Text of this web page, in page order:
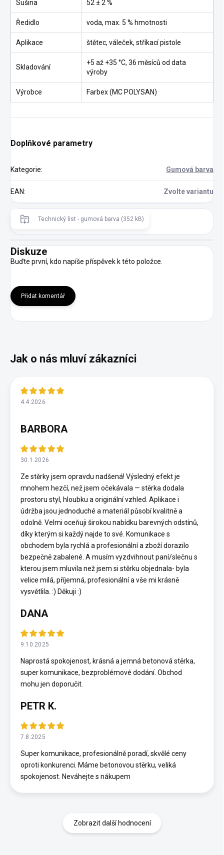
Sušina 52 ± 2 %
Ředidlo voda, max. 5 % hmotnosti
Aplikace štětec, váleček, stříkací pistole
Skladování
+5 až +35 °C, 36 měsíců od data
výroby
Výrobce Farbex (MC POLYSAN)
Doplňkové parametry
Kategorie: Gumová barva
EAN: Zvolte variantu
Technický list - gumová barva (352 kB)
Diskuze
Buďte první, kdo napíše příspěvek k této položce.
Přidat komentář
4.4.2026
BARBORA
30.1.2026
Ze stěrky jsem opravdu nadšená! Výsledný efekt je
mnohem hezčí, než jsem očekávala — stěrka dodala
prostoru styl, hloubku a originální vzhled. Aplikace i
údržba jsou jednoduché a materiál působí kvalitně a
odolně. Velmi oceňuji širokou nabídku barevných odstínů,
díky kterým si každý najde to své. Komunikace s
obchodem byla rychlá a profesionální a zboží dorazilo
bezpečně zabalené. A musím vyzdvihnout paní/slečnu s
kterou jsem mluvila než jsem si stěrku objednala- byla
velice milá, příjemná, profesionální a vše mi krásně
vysvětlila. :) Děkuji :)
DANA
9.10.2025
Naprostá spokojenost, krásná a jemná betonová stěrka,
super komunikace, bezproblémové dodání. Obchod
mohu jen doporučit.
PETR K.
7.8.2025
Super komunikace, profesionálně poradí, skvělé ceny
oproti konkurenci. Máme betonovou stěrku, veliká
spokojenost. Neváhejte s nákupem
Zobrazit další hodnocení